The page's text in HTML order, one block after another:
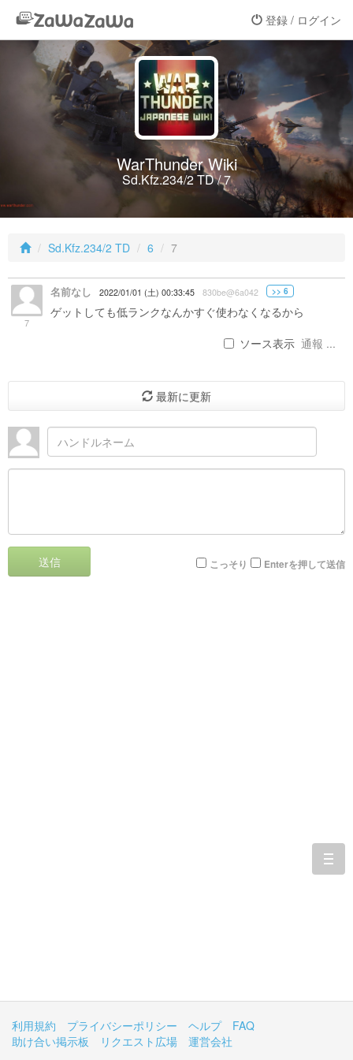
登録 / ログイン
WarThunder Wiki
Sd.Kfz.234/2 TD / 7
Sd.Kfz.234/2 TD 6 7
7
名前なし 2022/01/01 (土) 00:33:45 830be@6a042 >> 6
ゲットしても低ランクなんかすぐ使わなくなるから
ソース表示 通報 ...
最新に更新
送信 こっそり Enterを押して送信
利用規約 プライバシーポリシー ヘルプ
FAQ
助け合い掲示板
リクエスト広場
運営会社